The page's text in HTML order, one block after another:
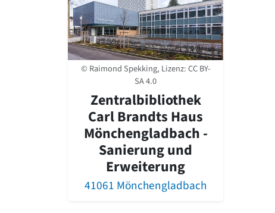
© Raimond Spekking, Lizenz:CC BY-
SA 4.0
Zentralbibliothek
Carl Brandts Haus
Mönchengladbach -
Sanierung und
Erweiterung
41061 Mönchengladbach